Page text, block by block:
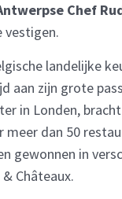
Chef
vestigen.
landelijke
aan zijn grote
in Londen,
meer dan 50
gewonnen in
Châteaux.